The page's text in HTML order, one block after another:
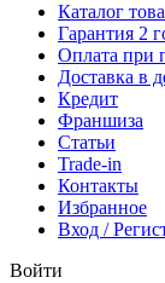
Каталог
Гарантия 2
Оплата при
Доставка в
Кредит
Франшиза
Статьи
Trade-in
Контакты
Избранное
Вход /
Войти